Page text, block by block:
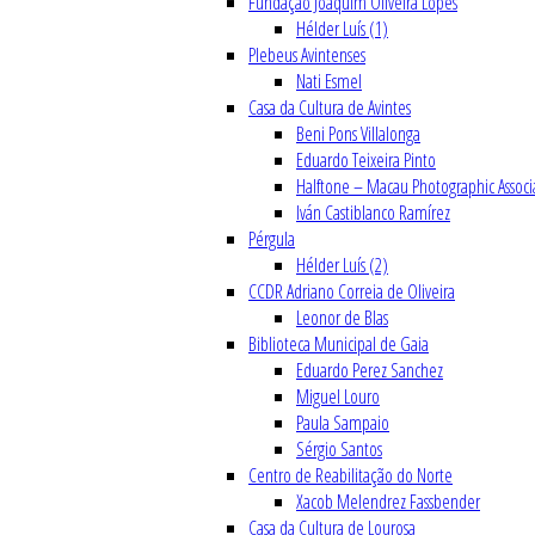
Hélder Luís (1)
Plebeus Avintenses
Nati Esmel
Casa da Cultura de Avintes
Beni Pons Villalonga
Eduardo Teixeira Pinto
Halftone – Macau Photographic
Iván Castiblanco Ramírez
Pérgula
Hélder Luís (2)
CCDR Adriano Correia de Oliveira
Leonor de Blas
Biblioteca Municipal de Gaia
Eduardo Perez Sanchez
Miguel Louro
Paula Sampaio
Sérgio Santos
Centro de Reabilitação do Norte
Xacob Melendrez Fassbender
Casa da Cultura de Lourosa